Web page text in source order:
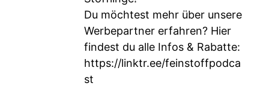
Du möchtest mehr über unsere
Werbepartner erfahren? Hier
findest du alle Infos & Rabatte:
https://linktr.ee/feinstoffpodca
st